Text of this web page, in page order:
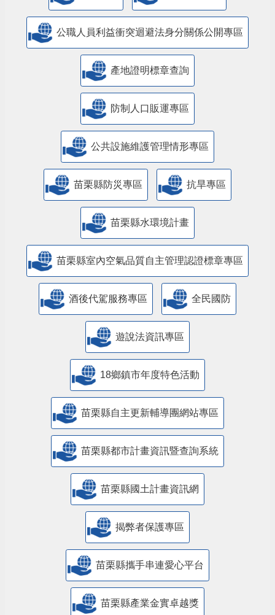
公職人員利益衝突迴避法身分關係公開專區
產地證明標章查詢
防制人口販運專區
​公共設施維護管理情形專區
苗栗縣防災專區 抗旱專區
苗栗縣水環境計畫
苗栗縣室內空氣品質自主管理認證標章專區
酒後代駕服務專區 全民國防
遊說法資訊專區
18鄉鎮市年度特色活動
苗栗縣自主更新輔導團網站專區
苗栗縣都市計畫資訊暨查詢系統
苗栗縣國土計畫資訊網
揭弊者保護專區
苗栗縣攜手串連愛心平台
苗栗縣產業金實卓越獎